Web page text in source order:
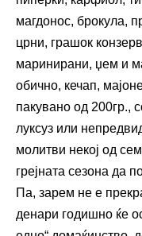
магдонос, брокула,
црни, грашок
маринирани, џем и
обично, кечап,
пакувано од 200гр.,
луксуз или
молитви некој од
грејната сезона да
Па, зарем не е
денари годишно ќе